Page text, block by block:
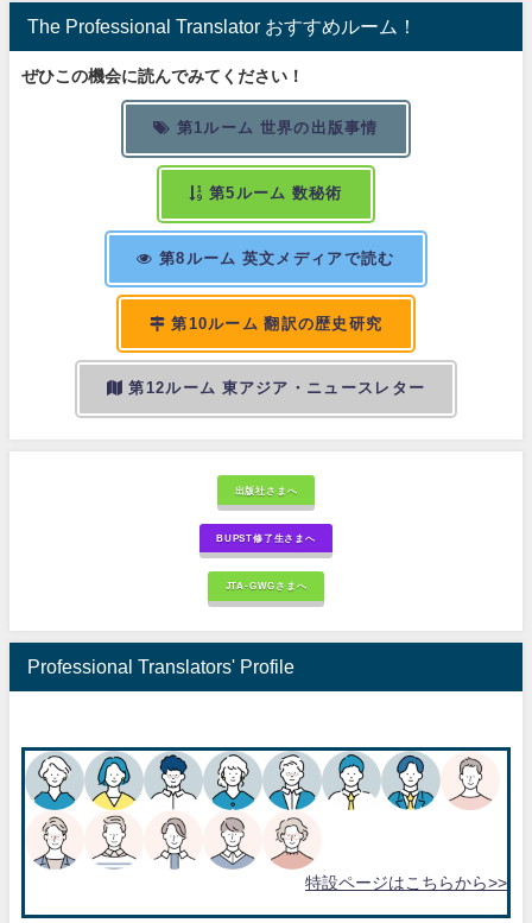
The Professional Translator おすすめルーム！
ぜひこの機会に読んでみてください！
第1ルーム 世界の出版事情
第5ルーム 数秘術
第8ルーム 英文メディアで読む
第10ルーム 翻訳の歴史研究
第12ルーム 東アジア・ニュースレター
出版社さまへ
BUPST修了生さまへ
JTA-GWGさまへ
Professional Translators' Profile
特設ページはこちらから>>